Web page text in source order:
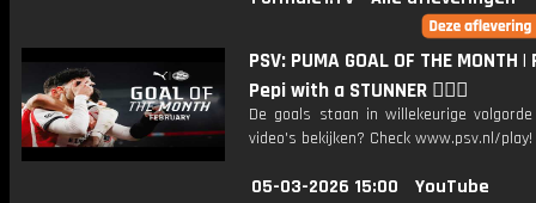
PSV: PUMA GOAL OF THE MONTH
Pepi with a STUNNER 😮‍💨🚀
De goals staan in willekeurige
video's bekijken? Check www.psv.nl/
05-03-2026 15:00
YouTube